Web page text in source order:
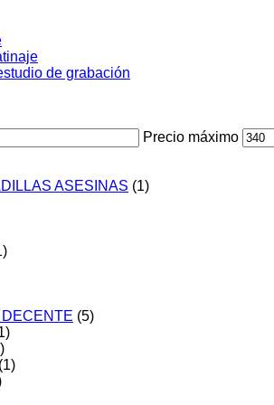
de grabación
Precio máximo
ASESINAS (1)
(5)
(1)